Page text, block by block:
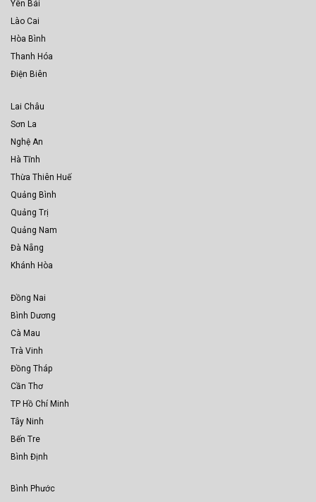
Yên Bái
Lào Cai
Hòa Bình
Thanh Hóa
Điện Biên
Lai Châu
Sơn La
Nghệ An
Hà Tĩnh
Thừa Thiên Huế
Quảng Bình
Quảng Trị
Quảng Nam
Đà Nẵng
Khánh Hòa
Đồng Nai
Bình Dương
Cà Mau
Trà Vinh
Đồng Tháp
Cần Thơ
TP Hồ Chí Minh
Tây Ninh
Bến Tre
Bình Định
Bình Phước